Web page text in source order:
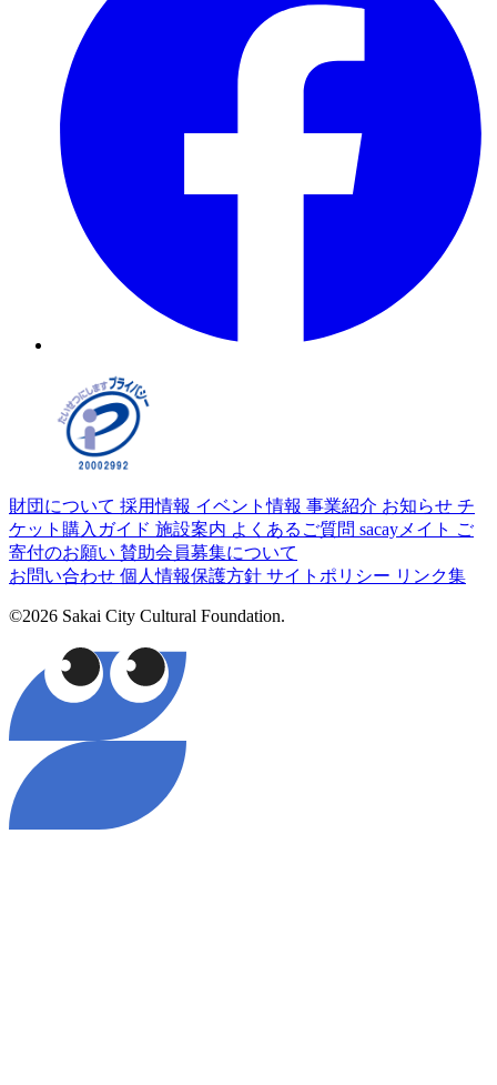
財団について 採用情報 イベント情報 事業紹介 お知らせ チ
ケット購入ガイド 施設案内 よくあるご質問 sacayメイト ご
寄付のお願い 賛助会員募集について
お問い合わせ 個人情報保護方針 サイトポリシー リンク集
©2026 Sakai City Cultural Foundation.